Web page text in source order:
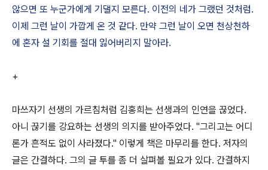
않으면 또 누군가에게 기댈지 모른다. 이전의 네가 그랬던 것처럼.
이제 그런 날이 가깝게 온 것 같다. 만약 그런 날이 오면 천상천하
에 혼자 설 기회를 절대 잃어버리지 말아라.
+
마쓰자기 선생의 가르침처럼 김홍희는 선생과의 인연을 끊었다.
아니 끊기를 강요하는 선생의 의지를 받아주었다. "그리고는 어디
론가 흔적도 없이 사라졌다." 이렇게 책은 마무리를 한다. 저자의
글은 간결하다. 그의 글 투를 좀 더 살펴볼 필요가 있다. 간결하지